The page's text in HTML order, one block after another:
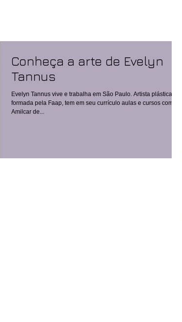
Conheça a arte de Evelyn
Tannus
Evelyn Tannus vive e trabalha em São Paulo. Artista plástica
formada pela Faap, tem em seu currículo aulas e cursos com
Amilcar de...